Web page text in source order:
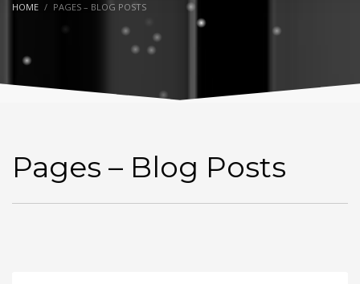
HOME PAGES – BLOG POSTS
Pages – Blog Posts